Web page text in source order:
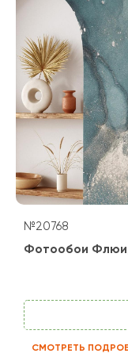
№20768
Фотообои
СМОТРЕТЬ